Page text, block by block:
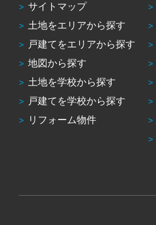
サイトマップ
土地をエリアから探す
戸建てをエリアから探す
地図から探す
土地を学校から探す
戸建てを学校から探す
リフォーム物件